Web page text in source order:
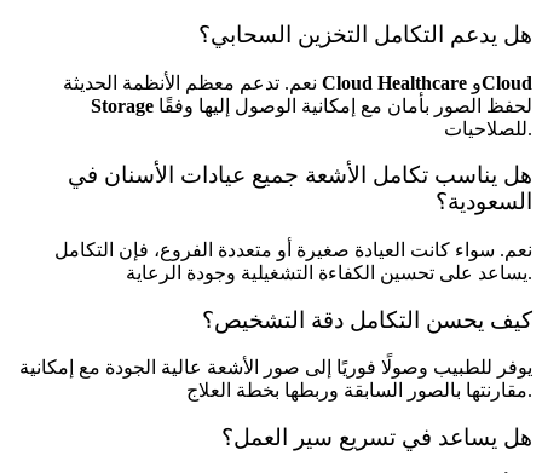
هل يدعم التكامل التخزين السحابي؟
Cloud Healthcare وCloud
Storage
للصلاحيات.
هل يناسب تكامل الأشعة جميع عيادات الأسنان في
السعودية؟
نعم. سواء كانت العيادة صغيرة أو متعددة الفروع، فإن التكامل
يساعد على تحسين الكفاءة التشغيلية وجودة الرعاية.
كيف يحسن التكامل دقة التشخيص؟
يوفر للطبيب وصولًا فوريًا إلى صور الأشعة عالية الجودة مع إمكانية
مقارنتها بالصور السابقة وربطها بخطة العلاج.
هل يساعد في تسريع سير العمل؟